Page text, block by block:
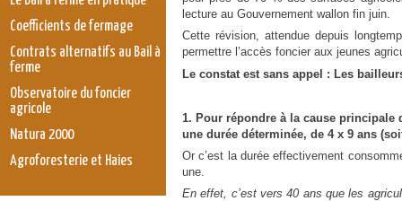
lecture au Gouvernement wallon fin juin.
Cette révision, attendue depuis
permettre l’accès foncier aux jeunes
Le constat est sans appel : Les
1. Pour répondre à la cause
une durée déterminée, de 4 x 9 ans
Or c’est la durée effectivement
une.
En effet, c’est vers 40 ans que les
Coefficients de fermage
Contrats alternatifs au Bail à
ferme
Observatoire du foncier
agricole
Natura 2000
Agroforesterie et Haies